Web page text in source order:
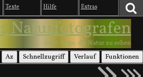
Texte Hilfe Extras
Naturfotografen
1000 Wege, die Natur zu sehen
Az Schnellzugriff Verlauf Funktionen